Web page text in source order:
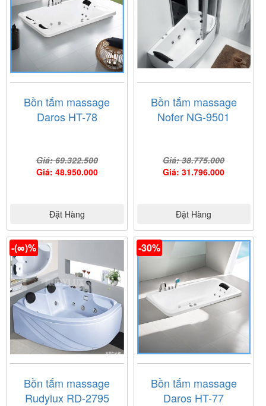
Bồn tắm massage
Daros HT-78
Giá: 69.322.500
Giá: 48.950.000
Đặt Hàng
Bồn tắm massage
Nofer NG-9501
Giá: 38.775.000
Giá: 31.796.000
Đặt Hàng
-(∞)%
Bồn tắm massage
Rudylux RD-2795
-30%
Bồn tắm massage
Daros HT-77